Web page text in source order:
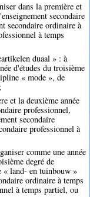
dans la première et
secondaire
secondaire ordinaire à
à temps
duaal » : à
d'études du troisième
« mode », de
et la deuxième année
professionnel,
secondaire
professionnel à
comme une année
degré de
« land- en tuinbouw »
ordinaire à temps
à temps partiel, ou